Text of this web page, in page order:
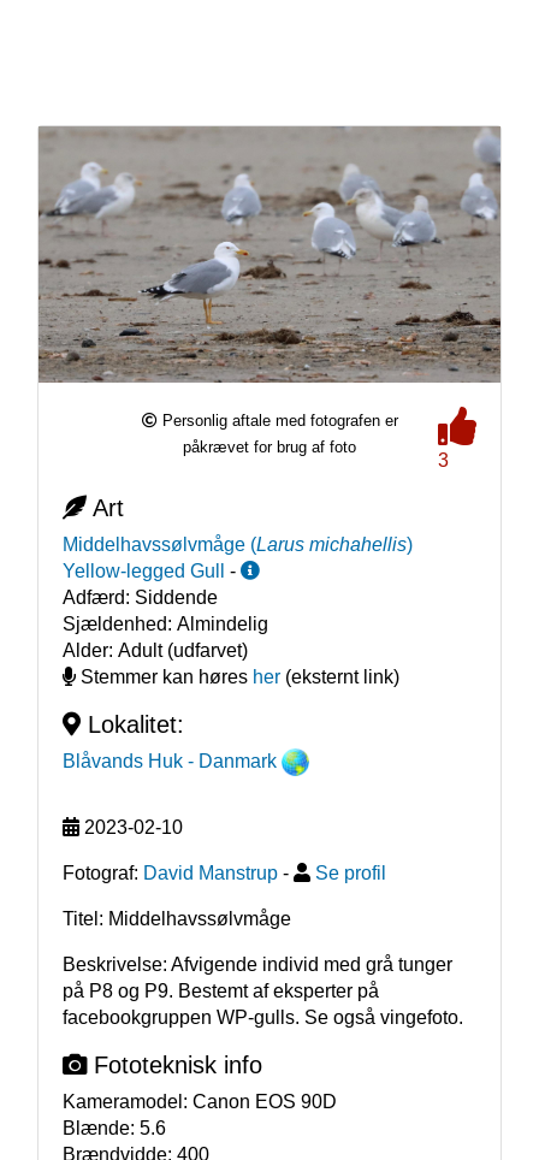
Personlig aftale med fotografen er
påkrævet for brug af foto
3
Art
Middelhavssølvmåge (Larus michahellis)
Yellow-legged Gull
-
Adfærd: Siddende
Sjældenhed: Almindelig
Alder: Adult (udfarvet)
Stemmer kan høres her(eksternt link)
Lokalitet:
Blåvands Huk - Danmark
2023-02-10
Fotograf: David Manstrup - Se profil
Titel: Middelhavssølvmåge
Beskrivelse: Afvigende individ med grå tunger
på P8 og P9. Bestemt af eksperter på
facebookgruppen WP-gulls. Se også vingefoto.
Fototeknisk info
Kameramodel: Canon EOS 90D
Blænde: 5.6
Brændvidde: 400